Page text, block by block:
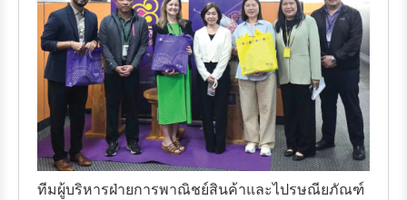
ติดต่อเรา
สนใจใช้บริการ
ทีมผู้บริหารฝ่ายการพาณิชย์สินค้าและไปรษณียภัณฑ์